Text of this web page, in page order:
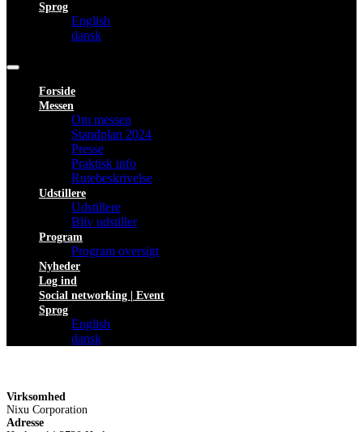
Sprog
English
dansk
Forside
Messen
Om messen
Standplan 2024
Presse
Praktisk info
Rutebeskrivelse
Udstillere
Udstillere
Bliv udstiller
Program
Program oversigt
Nyheder
Log ind
Social networking | Event
Sprog
English
dansk
Virksomhed
Nixu Corporation
Adresse